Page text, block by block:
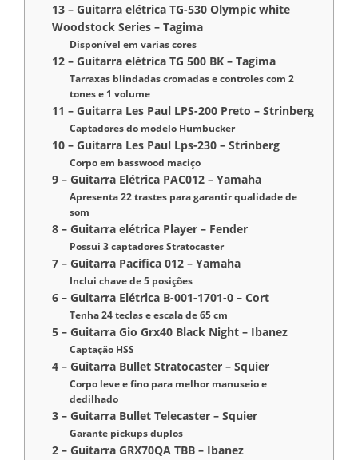
13 – Guitarra elétrica TG-530 Olympic white
Woodstock Series – Tagima
Disponível em varias cores
12 – Guitarra elétrica TG 500 BK – Tagima
Tarraxas blindadas cromadas e controles com 2
tones e 1 volume
11 – Guitarra Les Paul LPS-200 Preto – Strinberg
Captadores do modelo Humbucker
10 – Guitarra Les Paul Lps-230 – Strinberg
Corpo em basswood maciço
9 – Guitarra Elétrica PAC012 – Yamaha
Apresenta 22 trastes para garantir qualidade de
som
8 – Guitarra elétrica Player – Fender
Possui 3 captadores Stratocaster
7 – Guitarra Pacifica 012 – Yamaha
Inclui chave de 5 posições
6 – Guitarra Elétrica B-001-1701-0 – Cort
Tenha 24 teclas e escala de 65 cm
5 – Guitarra Gio Grx40 Black Night – Ibanez
Captação HSS
4 – Guitarra Bullet Stratocaster – Squier
Corpo leve e fino para melhor manuseio e
dedilhado
3 – Guitarra Bullet Telecaster – Squier
Garante pickups duplos
2 – Guitarra GRX70QA TBB – Ibanez